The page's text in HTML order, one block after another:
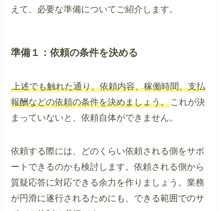
えて、必要な準備についてご紹介します。
準備１：依頼の条件を決める
上述でも触れた通り、依頼内容、稼働時間、支払
報酬などの依頼の条件を決めましょう。これが決
まっていないと、依頼自体ができません。
依頼する際には、どのくらい依頼される側をサポ
ートできるのかも検討します。依頼される側から
質疑応答に対応できる余力を作りましょう。業務
が円滑に遂行されるためにも、できる範囲でのサ